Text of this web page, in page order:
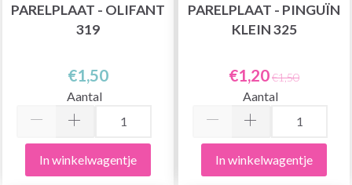
PARELPLAAT - OLIFANT
319
€1,50
Aantal
In winkelwagentje
PARELPLAAT - PINGUÏN
KLEIN 325
€1,20€1,50
Aantal
In winkelwagentje